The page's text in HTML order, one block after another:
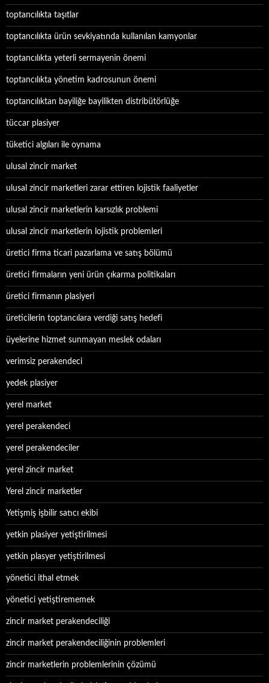
toptancılıkta taşıtlar
toptancılıkta ürün sevkiyatında kullanılan kamyonlar
toptancılıkta yeterli sermayenin önemi
toptancılıkta yönetim kadrosunun önemi
toptancılıktan bayiliğe bayilikten distribütörlüğe
tüccar plasiyer
tüketici algıları ile oynama
ulusal zincir market
ulusal zincir marketleri zarar ettiren lojistik faaliyetler
ulusal zincir marketlerin karsızlık problemi
ulusal zincir marketlerin lojistik problemleri
üretici firma ticari pazarlama ve satış bölümü
üretici firmaların yeni ürün çıkarma politikaları
üretici firmanın plasiyeri
üreticilerin toptancılara verdiği satış hedefi
üyelerine hizmet sunmayan meslek odaları
verimsiz perakendeci
yedek plasiyer
yerel market
yerel perakendeci
yerel perakendeciler
yerel zincir market
Yerel zincir marketler
Yetişmiş işbilir satıcı ekibi
yetkin plasiyer yetiştirilmesi
yetkin plasyer yetiştirilmesi
yönetici ithal etmek
yönetici yetiştirememek
zincir market perakendeciliği
zincir market perakendeciliğinin problemleri
zincir marketlerin problemlerinin çözümü